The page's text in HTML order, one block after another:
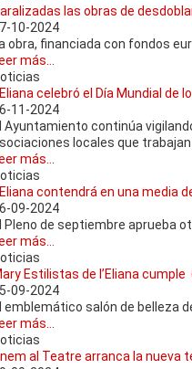
las obras de
10-2024
obra, financiada con fondos
más...
celebró el Día Mundial
11-2024
Ayuntamiento continúa
locales que trabajan
más...
contendrá en una media
09-2024
Pleno de septiembre aprueba
más...
Estilistas de l’Eliana cumple
09-2024
emblemático salón de belleza
más...
al Teatre arranca la nueva